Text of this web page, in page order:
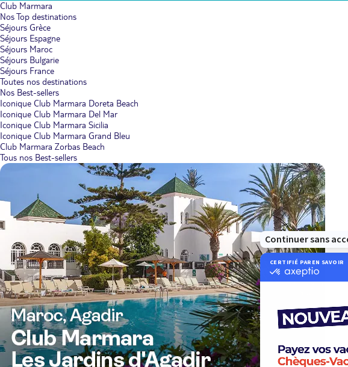
Club Marmara
Nos Top destinations
Séjours Grèce
Séjours Espagne
Séjours Maroc
Séjours Bulgarie
Séjours France
Toutes nos destinations
Nos Best-sellers
Iconique Club Marmara Doreta Beach
Iconique Club Marmara Del Mar
Iconique Club Marmara Sicilia
Iconique Club Marmara Grand Bleu
Club Marmara Zorbas Beach
Tous nos Best-sellers